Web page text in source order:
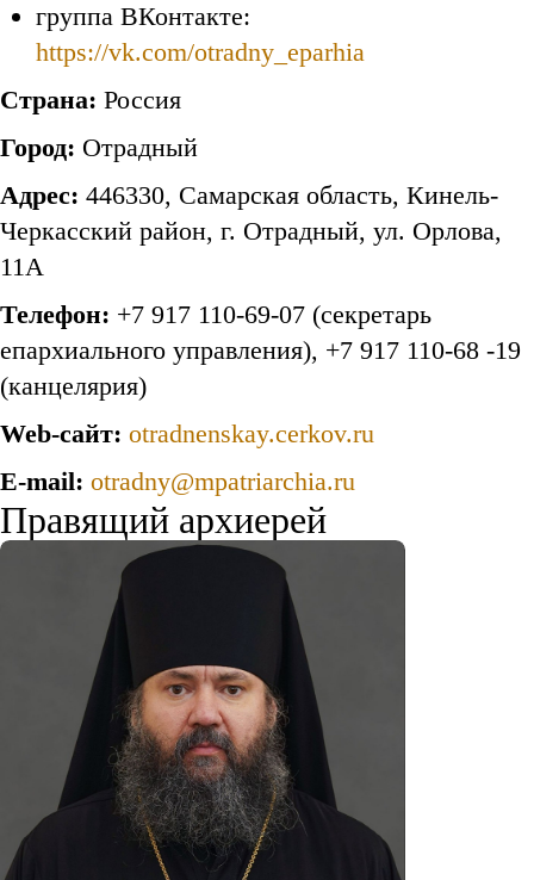
группа ВКонтакте:
https://vk.com/otradny_eparhia
Страна: Россия
Город: Отрадный
Адрес: 446330, Самарская область, Кинель-
Черкасский район, г. Отрадный, ул. Орлова,
11А
Телефон: +7 917 110-69-07 (секретарь
епархиального управления), +7 917 110-68 -19
(канцелярия)
Web-сайт: otradnenskay.cerkov.ru
E-mail: otradny@mpatriarchia.ru
Правящий архиерей